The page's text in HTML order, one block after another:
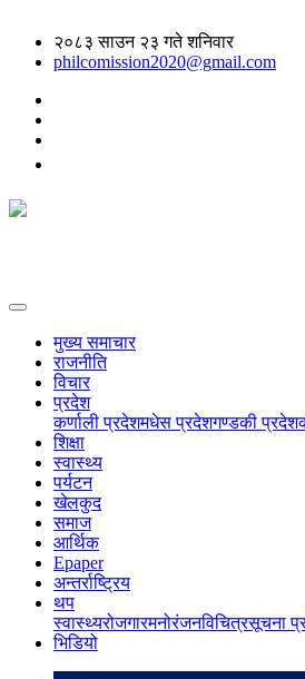
२०८३ साउन २३ गते शनिवार
philcomission2020@gmail.com
मुख्य समाचार
राजनीति
विचार
प्रदेश
कर्णाली प्रदेशमधेस प्रदेशगण्डकी प्रदेश
शिक्षा
स्वास्थ्य
पर्यटन
खेलकुद
समाज
आर्थिक
Epaper
अन्तर्राष्ट्रिय
थप
स्वास्थ्यरोजगारमनोरंजनविचित्रसूचना
भिडियो